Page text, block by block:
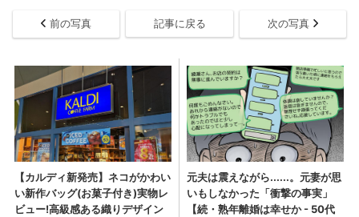
前の写真 記事に戻る 次の写真